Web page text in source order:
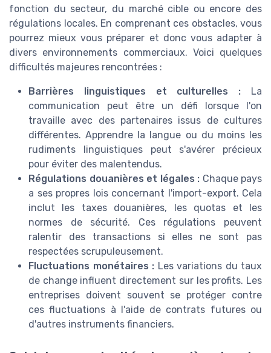
fonction du secteur, du marché cible ou encore des
régulations locales. En comprenant ces obstacles, vous
pourrez mieux vous préparer et donc vous adapter à
divers environnements commerciaux. Voici quelques
difficultés majeures rencontrées :
Barrières linguistiques et culturelles : La
communication peut être un défi lorsque l'on
travaille avec des partenaires issus de cultures
différentes. Apprendre la langue ou du moins les
rudiments linguistiques peut s'avérer précieux
pour éviter des malentendus.
Régulations douanières et légales : Chaque pays
a ses propres lois concernant l'import-export. Cela
inclut les taxes douanières, les quotas et les
normes de sécurité. Ces régulations peuvent
ralentir des transactions si elles ne sont pas
respectées scrupuleusement.
Fluctuations monétaires : Les variations du taux
de change influent directement sur les profits. Les
entreprises doivent souvent se protéger contre
ces fluctuations à l'aide de contrats futures ou
d'autres instruments financiers.